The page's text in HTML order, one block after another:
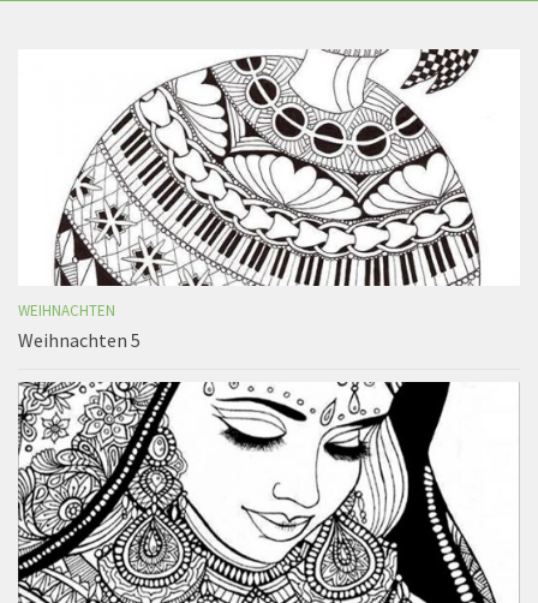
WEIHNACHTEN
Weihnachten 5